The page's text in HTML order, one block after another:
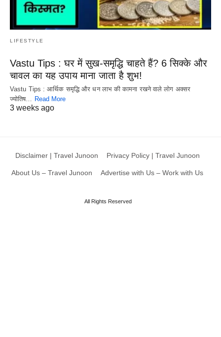
LIFESTYLE
Vastu Tips : घर में सुख-समृद्धि चाहते हैं? 6 सिक्के और
चावल का यह उपाय माना जाता है शुभ!
Vastu Tips : आर्थिक समृद्धि और धन लाभ की कामना रखने वाले लोग अक्सर
ज्योतिष… Read More
3 weeks ago
Disclaimer | Travel Junoon Privacy Policy | Travel Junoon
About Us – Travel Junoon Advertise with Us – Work with Us
All Rights Reserved